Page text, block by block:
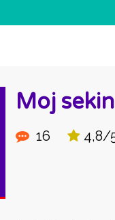
Moj
16 4,8/